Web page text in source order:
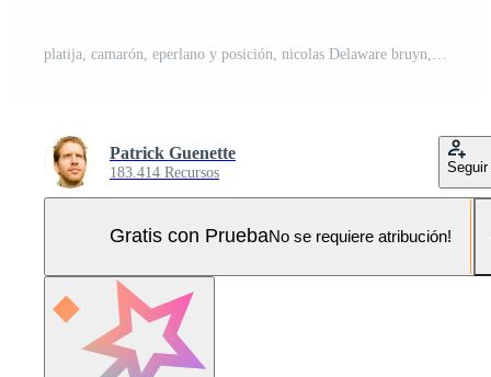
Patrick Guenette
183.414 Recursos Seguir
Gratis con PruebaNo se requiere atribución!